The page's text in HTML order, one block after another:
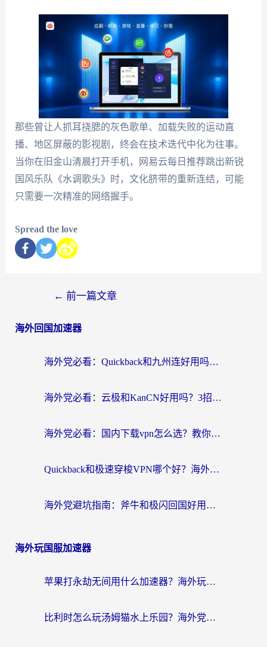
那些曾让人抓耳挠腮的灰色歌单、加载失败的运动直
播、地区屏蔽的影视剧，终会在技术迭代中化为往事。
当你在旧金山清晨打开手机，网易云每日推荐跳出新锐
国风乐队《水调歌头》时，文化脐带的重新连结，可能
只需要一次精准的网络握手。
Spread the love
← 前一篇文章
海外回国加速器
海外党必看：Quickback和九州连好用吗？3步选对回国加速器实现无缝刷国内资源
海外党必看：云极和KanCN好用吗？3招教你选对回国加速器（附免费VPN避坑指南）
海外党必看：国内下载vpn怎么选？教你无缝访问国内资源的实用指南
Quickback和极速穿梭VPN哪个好？海外党亲测3招选对回国加速器，看这篇就够了
海外党避坑指南：斧牛和极闪回国好用吗？选对加速器才能无缝刷剧玩游戏
海外玩国服加速器
苹果打永劫无间用什么加速器？海外玩家亲测有效的国服游戏加速指南
比利时怎么玩汤姆猫水上乐园？海外党国服游戏加速终极指南（附无畏契约食之契约解决办法）